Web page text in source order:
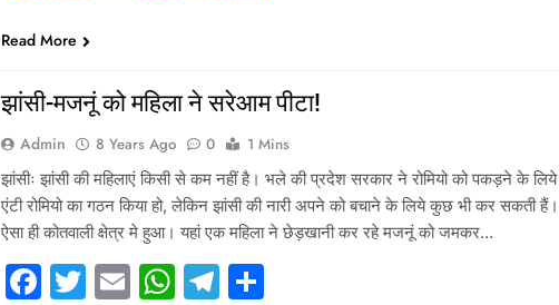
Read More
झांसी-मजनूं को महिला ने सरेआम पीटा!
Admin 8 Years Ago 0
1 Mins
झांसीः झांसी की महिलाएं किसी से कम नहीं है। भले की प्रदेश सरकार ने रोमियो को पकड़ने के लिये
एंटी रोमियो का गठन किया हो, लेकिन झांसी की नारी अपने को बचाने के लिये कुछ भी कर सकती हैं।
ऐसा ही कोतवाली क्षेत्र मे हुआ। यहां एक महिला ने छेड़खानी कर रहे मजनूं को जमकर…
Facebook
Twitter
EmailWhatsApp
Telegram